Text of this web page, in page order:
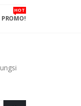
PROMO!
HOT